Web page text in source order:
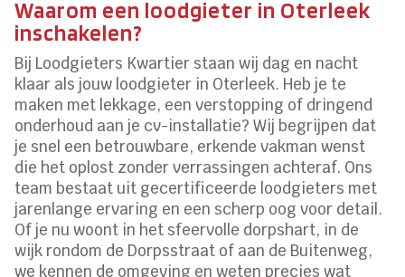
Waarom een loodgieter in Oterleek
inschakelen?
Bij Loodgieters Kwartier staan wij dag en nacht
klaar als jouw loodgieter in Oterleek. Heb je te
maken met lekkage, een verstopping of dringend
onderhoud aan je cv-installatie? Wij begrijpen dat
je snel een betrouwbare, erkende vakman wenst
die het oplost zonder verrassingen achteraf. Ons
team bestaat uit gecertificeerde loodgieters met
jarenlange ervaring en een scherp oog voor detail.
Of je nu woont in het sfeervolle dorpshart, in de
wijk rondom de Dorpsstraat of aan de Buitenweg,
we kennen de omgeving en weten precies wat